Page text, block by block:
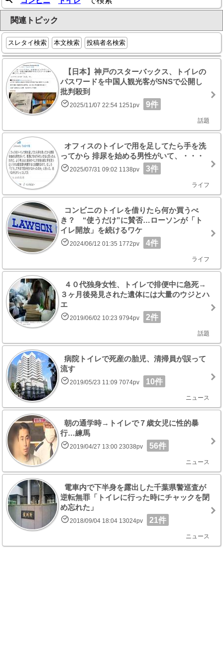
関連トピック
スレタイ検索 本文検索 投稿者名検索
【日本】神戸のスターバックス、トイレの
パスワードを中国人観光客がSNSで公開し
批判殺到
2025/11/07 22:54 1251pv 9件
話題
オフィスのトイレで用を足してたら手を洗
ってから 排尿を始める男性がいて、・・・
2025/07/31 09:02 1138pv 3件
ライフ
コンビニのトイレを借りたら何か買うべ
き？ “使うだけ”に賛否…ローソンが「ト
イレ開放」を続けるワケ
2024/06/12 01:35 1772pv 4件
ライフ
４０代独身女性、トイレで排便中に急死→
３ヶ月後発見された遺体には大量のウジとハ
エ
2019/06/02 10:23 9794pv 2件
話題
病院トイレで死産の胎児、清掃員が誤って
流す
2019/05/23 11:09 7074pv 10件
ニュース
朝の通学時→トイレで７歳女児に性的暴
行…練馬
2019/04/27 13:00 23038pv 56件
ニュース
電車内で下半身を露出した千葉県警巡査が
逆転無罪「トイレに行った時にチャックを閉
め忘れた」
2018/09/04 18:04 13024pv 21件
ニュース